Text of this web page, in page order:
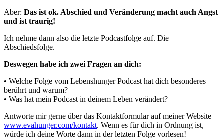
Aber: Das ist ok. Abschied und Veränderung macht auch Angst
und ist traurig!
Ich nehme dann also die letzte Podcastfolge auf. Die
Abschiedsfolge.
Deswegen habe ich zwei Fragen an dich:
• Welche Folge vom Lebenshunger Podcast hat dich besonderes
berührt und warum?
• Was hat mein Podcast in deinem Leben verändert?
Antworte mir gerne über das Kontaktformular auf meiner Website
www.evahunger.com/kontakt. Wenn es für dich in Ordnung ist,
würde ich deine Worte dann in der letzten Folge vorlesen!